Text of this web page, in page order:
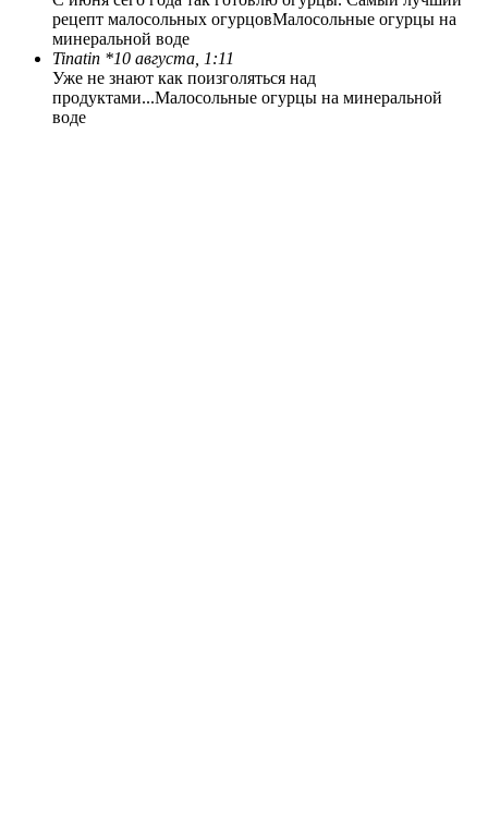
рецепт малосольных огурцовМалосольные огурцы на
минеральной воде
Tinatin *10 августа, 1:11
Уже не знают как поизголяться над
продуктами...Малосольные огурцы на минеральной
воде